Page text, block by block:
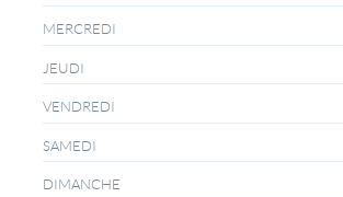
MERCREDI
JEUDI
VENDREDI
SAMEDI
DIMANCHE